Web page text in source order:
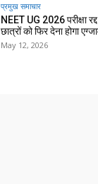
प्रमुख समाचार‎
NEET UG 2026 परीक्षा
छात्रों को फिर देना होगा
May 12, 2026